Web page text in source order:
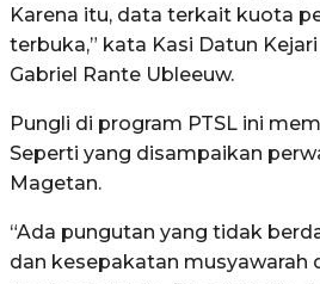
Karena itu, data terkait kuota
terbuka,” kata Kasi Datun
Gabriel Rante Ubleeuw.
Pungli di program PTSL ini
Seperti yang disampaikan
Magetan.
“Ada pungutan yang tidak
dan kesepakatan musyawarah